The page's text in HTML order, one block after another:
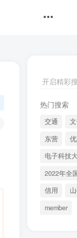
开启精彩
热门搜索
交通
东营
电子科技
2022年全
信用
member